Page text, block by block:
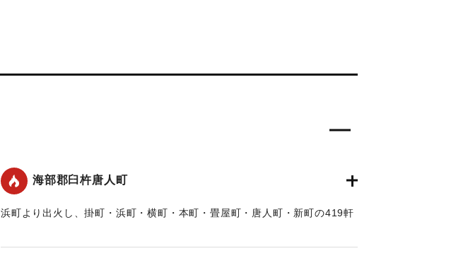
海部郡臼杵唐人町
浜町より出火し、掛町・浜町・横町・本町・畳屋町・唐人町・新町の419軒